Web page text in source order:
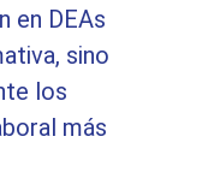
en DEAs
sino
los
más